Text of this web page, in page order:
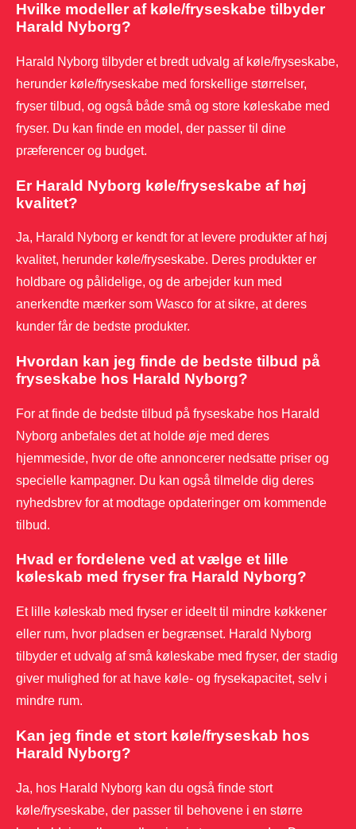
Hvilke modeller af køle/fryseskabe tilbyder
Harald Nyborg?
Harald Nyborg tilbyder et bredt udvalg af køle/fryseskabe,
herunder køle/fryseskabe med forskellige størrelser,
fryser tilbud, og også både små og store køleskabe med
fryser. Du kan finde en model, der passer til dine
præferencer og budget.
Er Harald Nyborg køle/fryseskabe af høj
kvalitet?
Ja, Harald Nyborg er kendt for at levere produkter af høj
kvalitet, herunder køle/fryseskabe. Deres produkter er
holdbare og pålidelige, og de arbejder kun med
anerkendte mærker som Wasco for at sikre, at deres
kunder får de bedste produkter.
Hvordan kan jeg finde de bedste tilbud på
fryseskabe hos Harald Nyborg?
For at finde de bedste tilbud på fryseskabe hos Harald
Nyborg anbefales det at holde øje med deres
hjemmeside, hvor de ofte annoncerer nedsatte priser og
specielle kampagner. Du kan også tilmelde dig deres
nyhedsbrev for at modtage opdateringer om kommende
tilbud.
Hvad er fordelene ved at vælge et lille
køleskab med fryser fra Harald Nyborg?
Et lille køleskab med fryser er ideelt til mindre køkkener
eller rum, hvor pladsen er begrænset. Harald Nyborg
tilbyder et udvalg af små køleskabe med fryser, der stadig
giver mulighed for at have køle- og frysekapacitet, selv i
mindre rum.
Kan jeg finde et stort køle/fryseskab hos
Harald Nyborg?
Ja, hos Harald Nyborg kan du også finde stort
køle/fryseskabe, der passer til behovene i en større